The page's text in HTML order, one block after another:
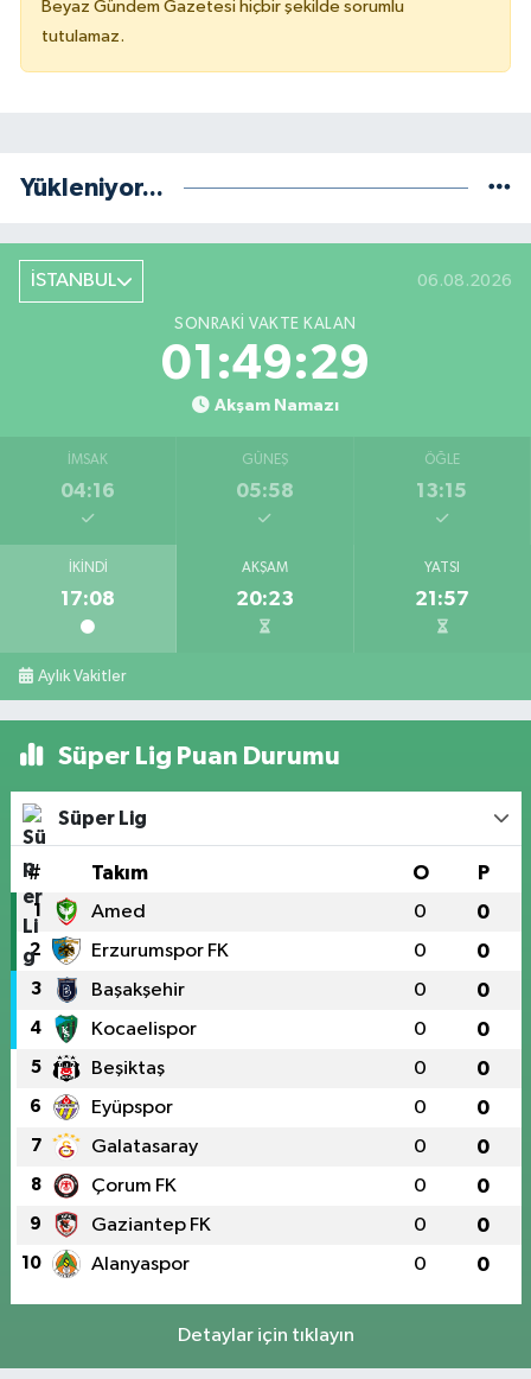
Beyaz Gündem Gazetesi hiçbir şekilde sorumlu
tutulamaz.
Yükleniyor...
İSTANBUL 06.08.2026
SONRAKI VAKTE KALAN
01:49:28
Akşam Namazı
İMSAK
04:16
GÜNEŞ
05:58
ÖĞLE
13:15
İKINDI
17:08
AKŞAM
20:23
YATSI
21:57
Aylık Vakitler
Süper Lig Puan Durumu
Süper Lig
# Takım O P
1 Amed 0 0
2 Erzurumspor FK 0 0
3 Başakşehir 0 0
4 Kocaelispor 0 0
5 Beşiktaş 0 0
6 Eyüpspor 0 0
7 Galatasaray 0 0
8 Çorum FK 0 0
9 Gaziantep FK 0 0
10 Alanyaspor 0 0
Detaylar için tıklayın